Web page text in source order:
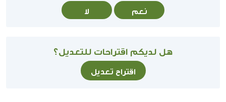
نعم لا
هل لديكم اقتراحات للتعديل؟
اقتراح تعديل